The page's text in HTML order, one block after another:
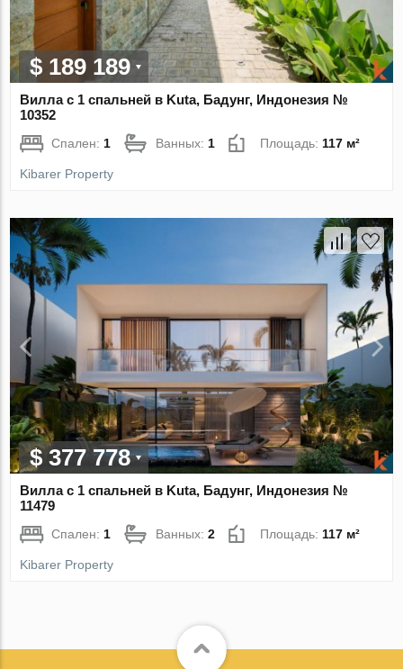
$ 189 189
Вилла с 1 спальней в Kuta, Бадунг, Индонезия №
10352
Спален: 1 Ванных: 1 Площадь: 117 м²
Kibarer Property
$ 377 778
Вилла с 1 спальней в Kuta, Бадунг, Индонезия №
11479
Спален: 1 Ванных:2 Площадь: 117 м²
Kibarer Property